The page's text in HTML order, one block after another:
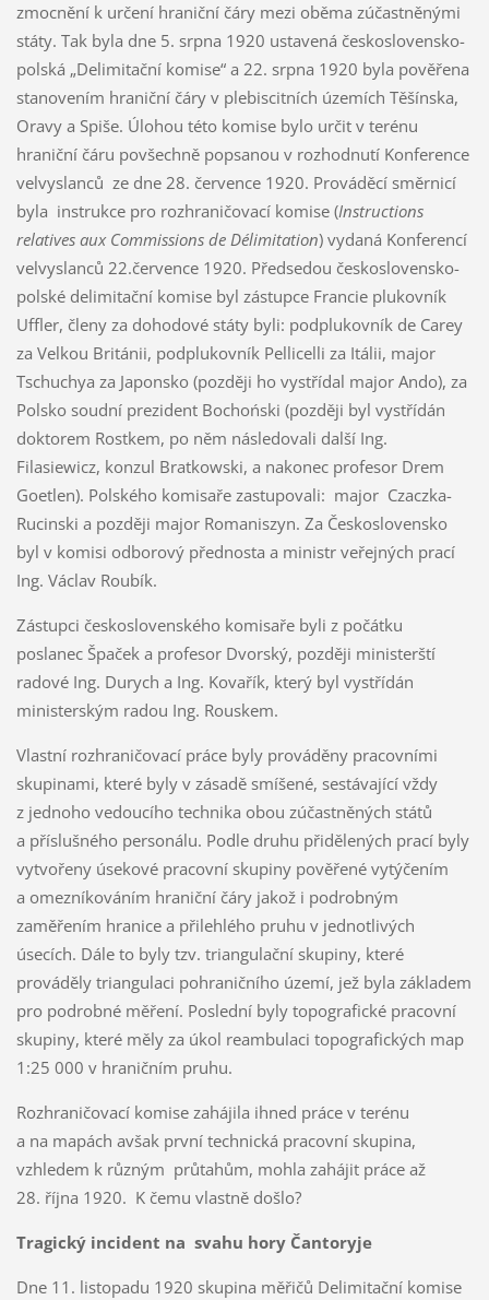
zmocnění k určení hraniční čáry mezi oběma zúčastněnými
státy. Tak byla dne 5. srpna 1920 ustavená československo-
polská „Delimitační komise“ a 22. srpna 1920 byla pověřena
stanovením hraniční čáry v plebiscitních územích Těšínska,
Oravy a Spiše. Úlohou této komise bylo určit v terénu
hraniční čáru povšechně popsanou v rozhodnutí Konference
velvyslanců ze dne 28. července 1920. Prováděcí směrnicí
byla instrukce pro rozhraničovací komise (Instructions
relatives aux Commissions de Délimitation) vydaná Konferencí
velvyslanců 22.července 1920. Předsedou československo-
polské delimitační komise byl zástupce Francie plukovník
Uffler, členy za dohodové státy byli: podplukovník de Carey
za Velkou Británii, podplukovník Pellicelli za Itálii, major
Tschuchya za Japonsko (později ho vystřídal major Ando), za
Polsko soudní prezident Bochoński (později byl vystřídán
doktorem Rostkem, po něm následovali další Ing.
Filasiewicz, konzul Bratkowski, a nakonec profesor Drem
Goetlen). Polského komisaře zastupovali: major Czaczka-
Rucinski a později major Romaniszyn. Za Československo
byl v komisi odborový přednosta a ministr veřejných prací
Ing. Václav Roubík.
Zástupci československého komisaře byli z počátku
poslanec Špaček a profesor Dvorský, později ministerští
radové Ing. Durych a Ing. Kovařík, který byl vystřídán
ministerským radou Ing. Rouskem.
Vlastní rozhraničovací práce byly prováděny pracovními
skupinami, které byly v zásadě smíšené, sestávající vždy
z jednoho vedoucího technika obou zúčastněných států
a příslušného personálu. Podle druhu přidělených prací byly
vytvořeny úsekové pracovní skupiny pověřené vytýčením
a omezníkováním hraniční čáry jakož i podrobným
zaměřením hranice a přilehlého pruhu v jednotlivých
úsecích. Dále to byly tzv. triangulační skupiny, které
prováděly triangulaci pohraničního území, jež byla základem
pro podrobné měření. Poslední byly topografické pracovní
skupiny, které měly za úkol reambulaci topografických map
1:25 000 v hraničním pruhu.
Rozhraničovací komise zahájila ihned práce v terénu
a na mapách avšak první technická pracovní skupina,
vzhledem k různým průtahům, mohla zahájit práce až
28. října 1920. K čemu vlastně došlo?
Tragický incident na svahu hory Čantoryje
Dne 11. listopadu 1920 skupina měřičů Delimitační komise